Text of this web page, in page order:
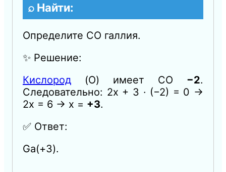
⌕ Найти:
Определите СО галлия.
✨ Решение:
Кислород (O) имеет СО −2.
Следовательно: 2x + 3 · (−2) = 0 →
2x = 6 → x = +3.
✅ Ответ:
Ga(+3).